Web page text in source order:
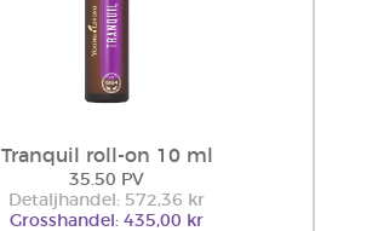
Tranquil roll-on 10 ml
35.50 PV
Detaljhandel: 572,36 kr
Grosshandel: 435,00 kr